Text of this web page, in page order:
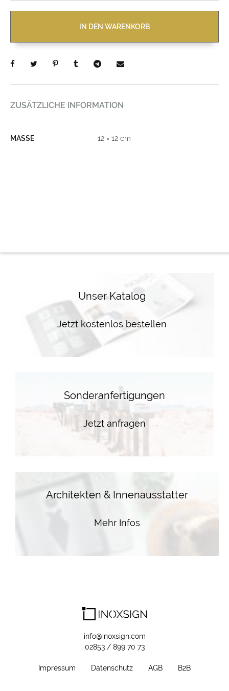
IN DEN WARENKORB
ZUSÄTZLICHE INFORMATION
MASSE 12 × 12 cm
Unser Katalog
Jetzt kostenlos bestellen
Sonderanfertigungen
Jetzt anfragen
Architekten & Innenausstatter
Mehr Infos
info@inoxsign.com
02853 / 899 70 73
Impressum Datenschutz AGB B2B